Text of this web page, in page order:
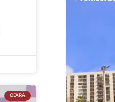
CEARÁ